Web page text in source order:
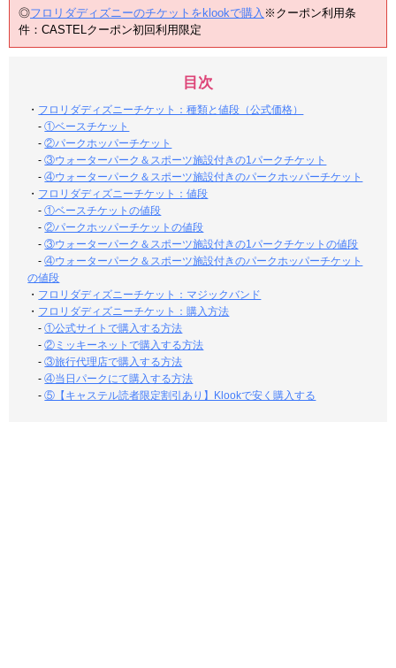
◎フロリダディズニーのチケットをklookで購入 ※クーポン利用条
件：CASTELクーポン初回利用限定
目次
・ フロリダディズニーチケット：種類と値段（公式価格）
-①ベースチケット
-②パークホッパーチケット
-③ウォーターパーク＆スポーツ施設付きの1パークチケット
-④ウォーターパーク＆スポーツ施設付きのパークホッパーチケット
・ フロリダディズニーチケット：値段
-①ベースチケットの値段
-②パークホッパーチケットの値段
-③ウォーターパーク＆スポーツ施設付きの1パークチケットの値段
-④ウォーターパーク＆スポーツ施設付きのパークホッパーチケット
の値段
・ フロリダディズニーチケット：マジックバンド
・ フロリダディズニーチケット：購入方法
-①公式サイトで購入する方法
-②ミッキーネットで購入する方法
-③旅行代理店で購入する方法
-④当日パークにて購入する方法
-⑤【キャステル読者限定割引あり】Klookで安く購入する